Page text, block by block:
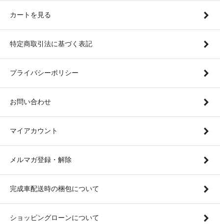
カートを見る
特定商取引法に基づく表記
プライバシーポリシー
お問い合わせ
マイアカウント
メルマガ登録・解除
完成車配送時の梱包について
ショッピングローンについて